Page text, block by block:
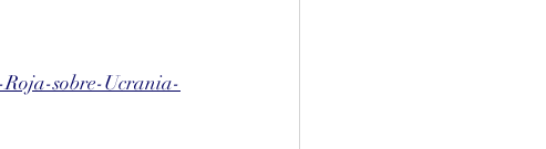
sobre-Ucrania-